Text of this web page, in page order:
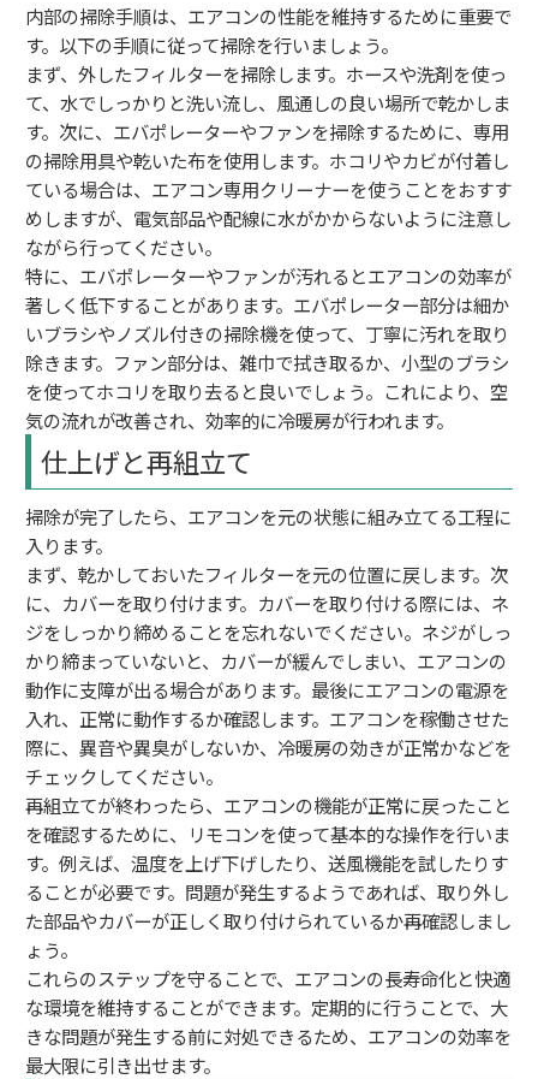
内部の掃除手順は、エアコンの性能を維持するために重要で
す。以下の手順に従って掃除を行いましょう。
まず、外したフィルターを掃除します。ホースや洗剤を使っ
て、水でしっかりと洗い流し、風通しの良い場所で乾かしま
す。次に、エバポレーターやファンを掃除するために、専用
の掃除用具や乾いた布を使用します。ホコリやカビが付着し
ている場合は、エアコン専用クリーナーを使うことをおすす
めしますが、電気部品や配線に水がかからないように注意し
ながら行ってください。
特に、エバポレーターやファンが汚れるとエアコンの効率が
著しく低下することがあります。エバポレーター部分は細か
いブラシやノズル付きの掃除機を使って、丁寧に汚れを取り
除きます。ファン部分は、雑巾で拭き取るか、小型のブラシ
を使ってホコリを取り去ると良いでしょう。これにより、空
気の流れが改善され、効率的に冷暖房が行われます。
仕上げと再組立て
掃除が完了したら、エアコンを元の状態に組み立てる工程に
入ります。
まず、乾かしておいたフィルターを元の位置に戻します。次
に、カバーを取り付けます。カバーを取り付ける際には、ネ
ジをしっかり締めることを忘れないでください。ネジがしっ
かり締まっていないと、カバーが緩んでしまい、エアコンの
動作に支障が出る場合があります。最後にエアコンの電源を
入れ、正常に動作するか確認します。エアコンを稼働させた
際に、異音や異臭がしないか、冷暖房の効きが正常かなどを
チェックしてください。
再組立てが終わったら、エアコンの機能が正常に戻ったこと
を確認するために、リモコンを使って基本的な操作を行いま
す。例えば、温度を上げ下げしたり、送風機能を試したりす
ることが必要です。問題が発生するようであれば、取り外し
た部品やカバーが正しく取り付けられているか再確認しまし
ょう。
これらのステップを守ることで、エアコンの長寿命化と快適
な環境を維持することができます。定期的に行うことで、大
きな問題が発生する前に対処できるため、エアコンの効率を
最大限に引き出せます。